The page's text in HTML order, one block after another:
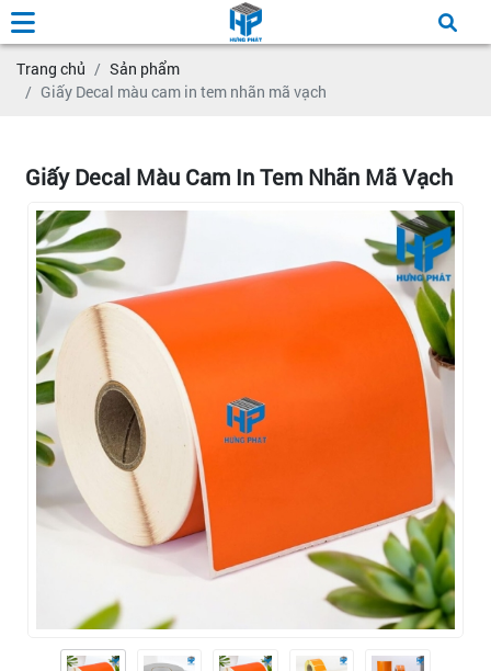
Trang chủ
Sản phẩm
Giấy Decal màu cam in tem nhãn mã vạch
Giấy Decal Màu Cam In Tem Nhãn Mã Vạch